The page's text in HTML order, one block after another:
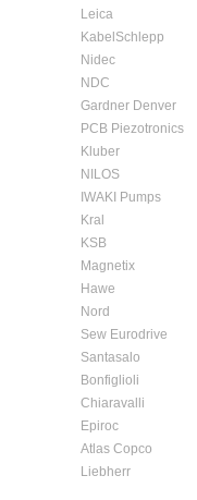
Leica
KabelSchlepp
Nidec
NDC
Gardner Denver
PCB Piezotronics
Kluber
NILOS
IWAKI Pumps
Kral
KSB
Magnetix
Hawe
Nord
Sew Eurodrive
Santasalo
Bonfiglioli
Chiaravalli
Epiroc
Atlas Copco
Liebherr